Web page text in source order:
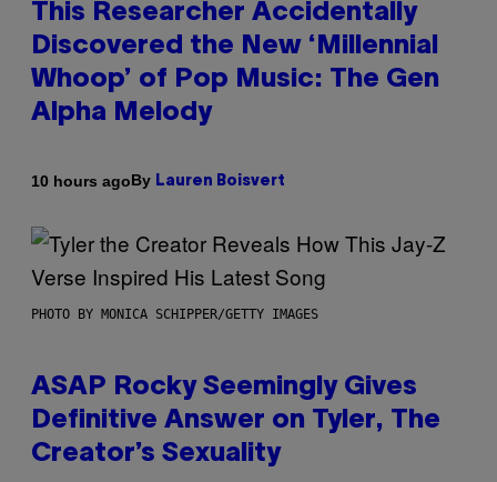
This Researcher Accidentally
Discovered the New ‘Millennial
Whoop’ of Pop Music: The Gen
Alpha Melody
10 hours agoBy Lauren Boisvert
PHOTO BY MONICA SCHIPPER/GETTY IMAGES
ASAP Rocky Seemingly Gives
Definitive Answer on Tyler, The
Creator’s Sexuality